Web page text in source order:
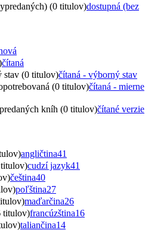
(0 titulov)dostupná (bez
čítaná
stav (0 titulov)čítaná - výborný stav
(0 titulov)čítaná - mierne
kníh (0 titulov)čítané verzie
angličtina41
cudzí jazyk41
čeština40
poľština27
maďarčina26
titulov)francúzština16
taliančina14